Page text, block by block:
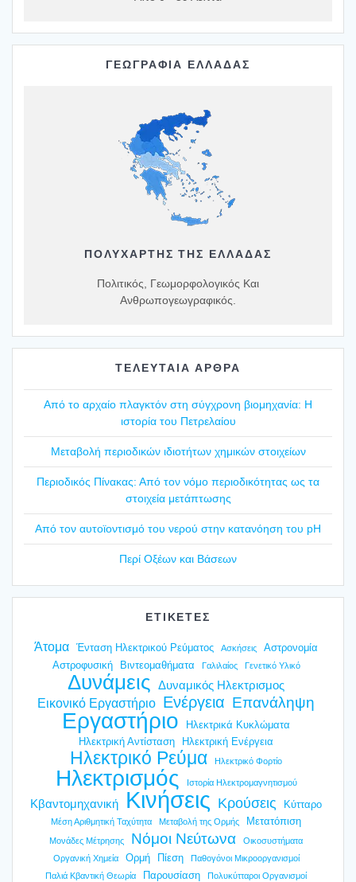
ΓΕΩΓΡΑΦΙΑ ΕΛΛΑΔΑΣ
ΠΟΛΥΧΆΡΤΗΣ ΤΗΣ ΕΛΛΆΔΑΣ
Πολιτικός, Γεωμορφολογικός Και
Ανθρωπογεωγραφικός.
ΤΕΛΕΥΤΑΙΑ ΑΡΘΡΑ
Από το αρχαίο πλαγ­κτόν στη σύγ­χρο­νη βιο­μη­χα­νία: Η
ιστο­ρία του Πετρε­λαί­ου
Mετα­βο­λή περιο­δι­κών ιδιο­τή­των χημι­κών στοι­χεί­ων
Περιο­δι­κός Πίνα­κας: Από τον νόμο περιο­δι­κό­τη­τας ως τα
στοι­χεία μετά­πτω­σης
Από τον αυτοϊ­ο­ντι­σμό του νερού στην κατα­νό­η­ση του pH
Περί Οξέ­ων και Βάσε­ων
ΕΤΙΚΕΤΕΣ
Άτομα Ένταση Ηλεκτρικού Ρεύματος Ασκήσεις
Αστρονομία
Αστροφυσική
Βιντεομαθήματα Γαλιλαίος Γενετικό Υλικό
Δυνάμεις Δυναμικός Ηλεκτρισμος
Εικονικό Εργαστήριο Ενέργεια Επανάληψη
Εργαστήριο
Ηλεκτρικά Κυκλώματα
Ηλεκτρική Αντίσταση
Ηλεκτρική Ενέργεια
Ηλεκτρικό Ρεύμα Ηλεκτρικό Φορτίο
Ηλεκτρισμός Ιστορία Ηλεκτρομαγνητισμού
Κβαντομηχανική Κινήσεις Κρούσεις Κύτταρο
Μέση Αριθμητική Ταχύτητα Μεταβολή της Ορμής Μετατόπιση
Μονάδες Μέτρησης Νόμοι Νεύτωνα
Οικοσυστήματα
Οργανική Χημεία
Ορμή Πίεση
Παθογόνοι Μικροοργανισμοί
Παλιά Κβαντική Θεωρία
Παρουσίαση Πολυκύτταροι Οργανισμοί